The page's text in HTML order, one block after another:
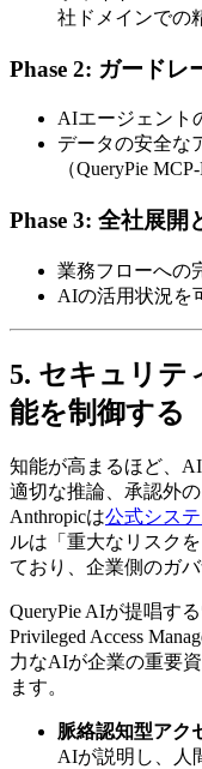
社ドメインでの
Phase 2: ガードレ
AIエージェント
データの安全な
（QueryPie
Phase 3: 全社展開
業務フローへの
AIの活用状況を
5. セキュリテ
能を制御する
知能が高まるほど、
適切な推論、承認外
Anthropicは公式シス
ルは「重大なリスク
ており、企業側のガ
QueryPie AIが提唱す
Privileged Access
力なAIが企業の重要
ます。
脈絡認知型アク
AIが説明し、人